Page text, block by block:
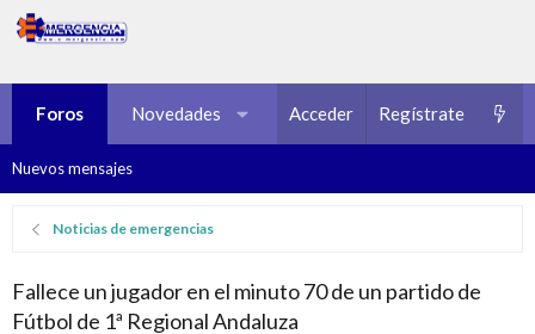
Foros Novedades Multimedia Recursos
Acceder Regístrate
Nuevos mensajes
Noticias de emergencias
Fallece un jugador en el minuto 70 de un partido de
Fútbol de 1ª Regional Andaluza